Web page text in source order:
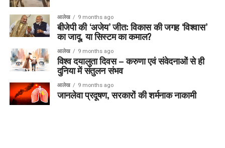
आलेख 9 months ago
बीजेपी की ‘अजेय’ जीत: विकास की जगह ‘विश्वास’
का जादू, या सिस्टम का कमाल?
आलेख 9 months ago
विश्व दयालुता दिवस – करुणा एवं संवेदनाओं से ही
दुनिया में संतुलन संभव
आलेख 9 months ago
जानलेवा प्रदूषण, सरकारों की शर्मनाक नाकामी